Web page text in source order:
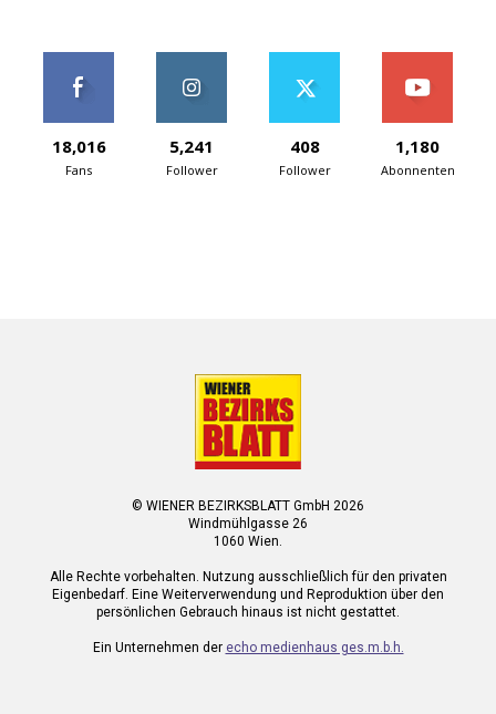
18,016
Fans
5,241
Follower
408
Follower
1,180
Abonnenten
© WIENER BEZIRKSBLATT GmbH 2026
Windmühlgasse 26
1060 Wien.
Alle Rechte vorbehalten. Nutzung ausschließlich für den privaten
Eigenbedarf. Eine Weiterverwendung und Reproduktion über den
persönlichen Gebrauch hinaus ist nicht gestattet.
Ein Unternehmen der echo medienhaus ges.m.b.h.